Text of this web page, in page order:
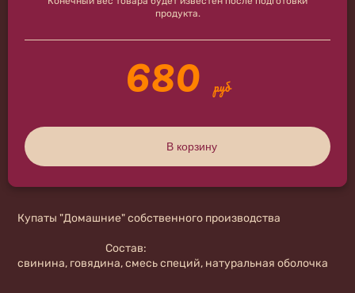
Купаты "Домашние" собственного производства
Состав:
свинина, говядина, смесь специй, натуральная оболочка
продукта.
680 руб
В корзину